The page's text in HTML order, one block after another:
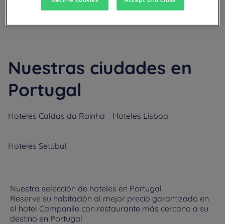
Nuestras ciudades en
Portugal
Hoteles Caldas da Rainha Hoteles Lisboa
Hoteles Setúbal
Nuestra selección de hoteles en Portugal
Reserve su habitación al mejor precio garantizado en
el hotel Campanile con restaurante más cercano a su
destino en Portugal